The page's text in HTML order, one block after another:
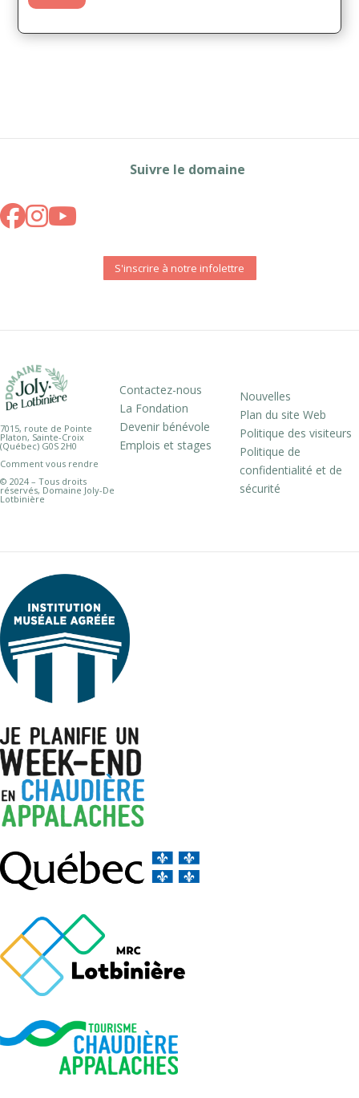
Suivre le domaine
S'inscrire à notre infolettre
7015, route de Pointe
Platon, Sainte-Croix
(Québec) G0S 2H0
Comment vous rendre
© 2024 – Tous droits
réservés, Domaine Joly-De
Lotbinière
Contactez-nous
La Fondation
Devenir bénévole
Emplois et stages
Nouvelles
Plan du site Web
Politique des visiteurs
Politique de
confidentialité et de
sécurité